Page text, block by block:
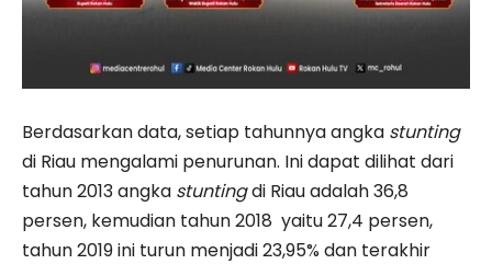
Berdasarkan data, setiap tahunnya angka stunting
di Riau mengalami penurunan. Ini dapat dilihat dari
tahun 2013 angka stuntingdi Riau adalah 36,8
persen, kemudian tahun 2018 yaitu 27,4 persen,
tahun 2019 ini turun menjadi 23,95% dan terakhir